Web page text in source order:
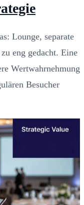
Lounge, separate
eng gedacht. Eine
Wertwahrnehmung
Besucher